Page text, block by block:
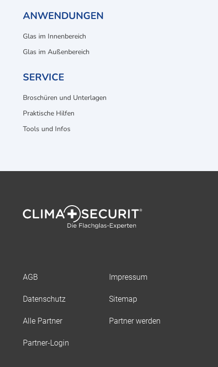
ANWENDUNGEN
Glas im Innenbereich
Glas im Außenbereich
SERVICE
Broschüren und Unterlagen
Praktische Hilfen
Tools und Infos
AGB Impressum
Datenschutz Sitemap
Alle Partner Partner werden
Partner-Login